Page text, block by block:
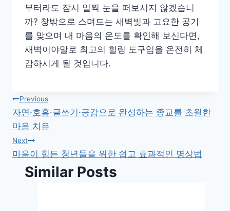
부터라도 잠시 일찍 눈을 떠보시지 않겠습니
까? 창밖으로 스며드는 새벽빛과 고요한 공기
를 맞으며 내 마음의 온도를 확인해 보신다면,
새벽이야말로 최고의 힐링 도구임을 온전히 체
감하시게 될 것입니다.
글
탐
색
Previous
자연·호흡·글쓰기·공감으로 완성하는 종교를 초월한
마음 치유
Next
마음이 힘든 청년들을 위한 쉽고 효과적인 명상법
Similar Posts